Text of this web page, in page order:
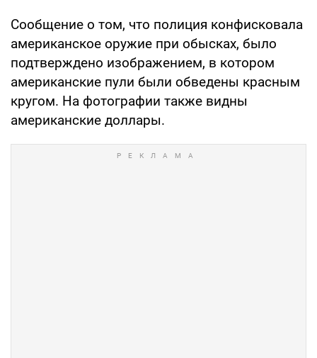
Сообщение о том, что полиция конфисковала
американское оружие при обысках, было
подтверждено изображением, в котором
американские пули были обведены красным
кругом. На фотографии также видны
американские доллары.